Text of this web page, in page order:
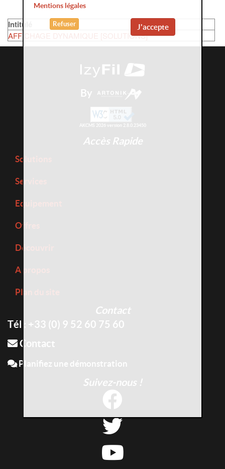
Intitulé
AFFICHAGE DYNAMIQUE [SOLUTIONS]
By
AKCMS 2026 version 2.8.0.23450
Accès Rapide
Solutions
Services
Equipement
Offres
Découvrir
A propos
Plan du site
Contact
Tél : +33 (0) 9 52 60 75 60
Contact
Planifiez une démonstration
Suivez-nous !
Mentions légales
J'accepte
Refuser